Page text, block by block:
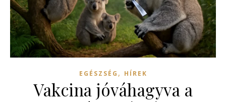
EGÉSZSÉG , HÍREK
Vakcina jóváhagyva a